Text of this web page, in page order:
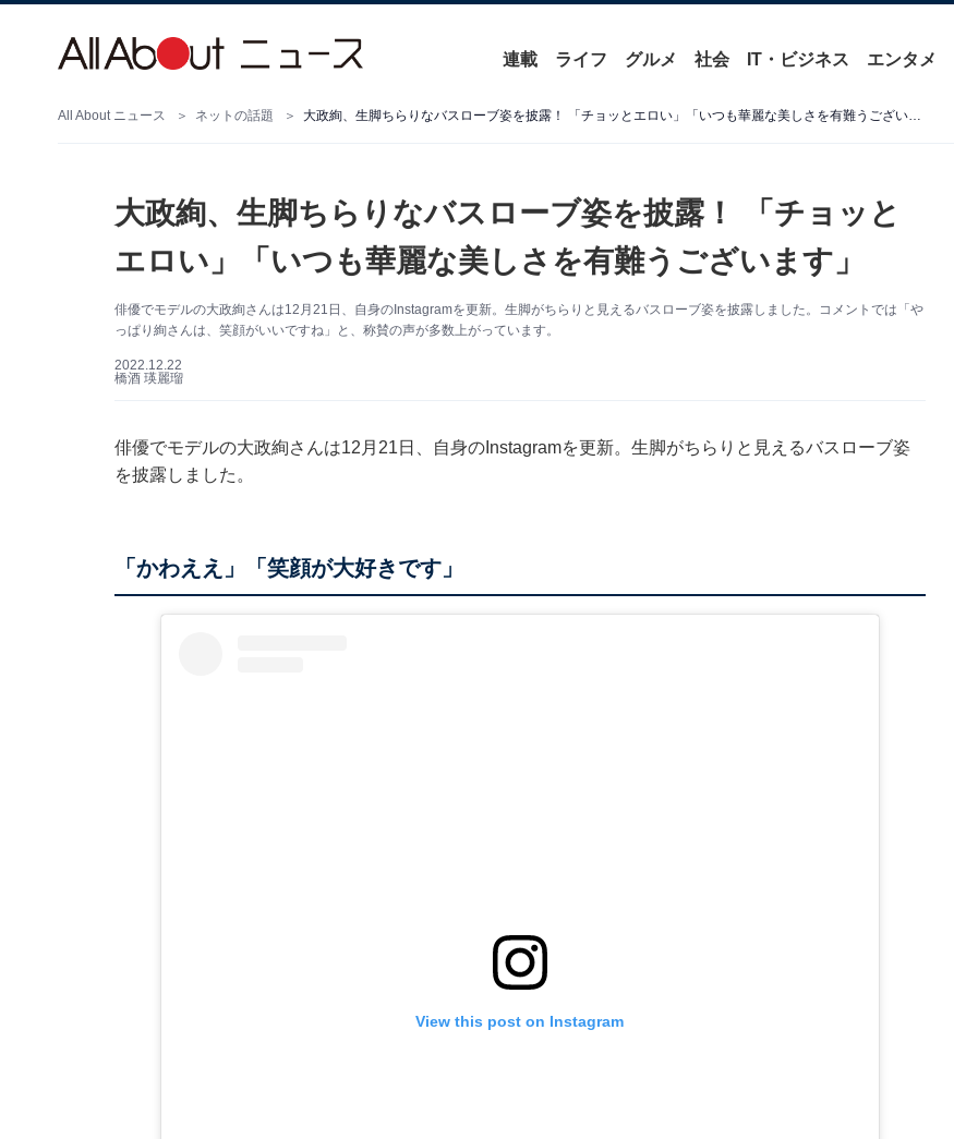
連載 ライフ グルメ 社会 IT・ビジネス エンタメ
All About ニュース ネットの話題 大政絢、生脚ちらりなバスローブ姿を披露！ 「チョッとエロい」「いつも華麗な美しさを有難うございます」
大政絢、生脚ちらりなバスローブ姿を披露！ 「チョッと
エロい」「いつも華麗な美しさを有難うございます」
俳優でモデルの大政絢さんは12月21日、自身のInstagramを更新。生脚がちらりと見えるバスローブ姿を披露しました。コメントでは「や
っぱり絢さんは、笑顔がいいですね」と、称賛の声が多数上がっています。
2022.12.22
橋酒 瑛麗瑠
俳優でモデルの大政絢さんは12月21日、自身のInstagramを更新。生脚がちらりと見えるバスローブ姿
を披露しました。
「かわええ」「笑顔が大好きです」
View this post on Instagram